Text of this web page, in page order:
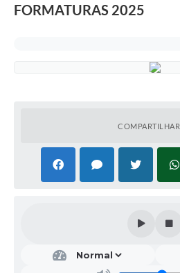
DOC Licenciamento Ambiental
Concursos e Processos Seletivos
FORMATURAS 2025
COMPARTILHAR